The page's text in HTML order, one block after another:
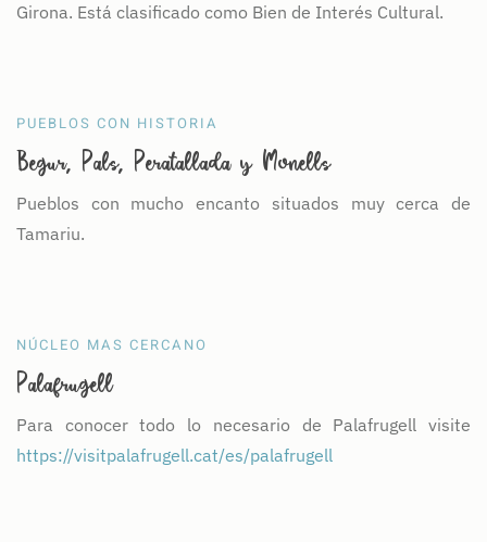
Girona. Está clasificado como Bien de Interés Cultural.
PUEBLOS CON HISTORIA
Begur, Pals, Peratallada y Monells
Pueblos con mucho encanto situados muy cerca de
Tamariu.
NÚCLEO MAS CERCANO
Palafrugell
Para conocer todo lo necesario de Palafrugell visite
https://visitpalafrugell.cat/es/palafrugell